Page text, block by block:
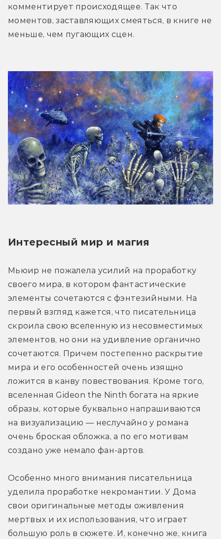
комментирует происходящее. Так что
моментов, заставляющих смеяться, в книге не
меньше, чем пугающих сцен.
Интересный мир и магия
Мьюир не пожалела усилий на проработку
своего мира, в котором фантастические
элементы сочетаются с фэнтезийными. На
первый взгляд кажется, что писательница
скроила свою вселенную из несовместимых
элементов, но они на удивление органично
сочетаются. Причем постепенно раскрытие
мира и его особенностей очень изящно
ложится в канву повествования. Кроме того,
вселенная Gideon the Ninth богата на яркие
образы, которые буквально напрашиваются
на визуализацию — неслучайно у романа
очень броская обложка, а по его мотивам
создано уже немало фан-артов.
Особенно много внимания писательница
уделила проработке некромантии. У Дома
свои оригинальные методы оживления
мертвых и их использования, что играет
большую роль в сюжете. И, конечно же, книга